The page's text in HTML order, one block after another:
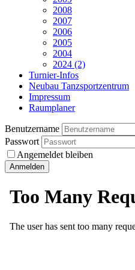
2008
2007
2006
2005
2004
2024 (2)
Turnier-Infos
Neubau Tanzsportzentrum
Impressum
Raumplaner
Benutzername
Passwort
Angemeldet bleiben